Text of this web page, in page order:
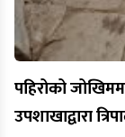
पहिरोको
उपशाखाद्वारा